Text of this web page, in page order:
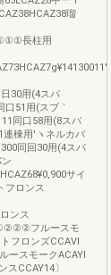
瑠
長柱用
ヽ
30用(4スパ
51用(スブ｀
同口58用(8スパ
棟用′ヽネルカバ
同回30用(4スパ
サイ
フロンス
ンス
フルースモ
フロンズCCAVl
スモークACAYl
スCCAY14〕